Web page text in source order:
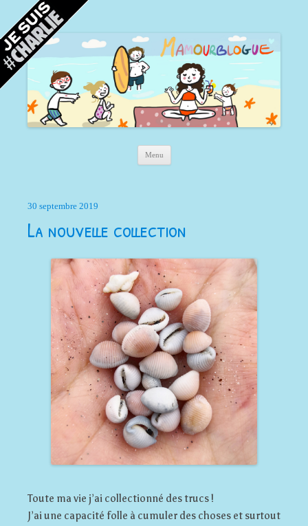
Mamour blogue
Blog d'une maman à Bordeaux, du sable, des coquillages… et la mer !
Menu Aller au contenu principal
30 septembre 2019
La nouvelle collection
Toute ma vie j’ai collectionné des trucs !
J’ai une capacité folle à cumuler des choses et surtout